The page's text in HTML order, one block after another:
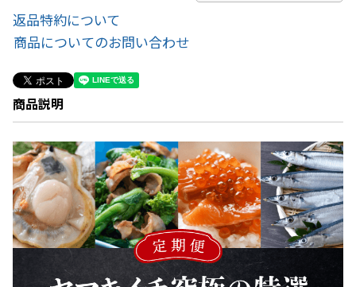
返品特約について
商品についてのお問い合わせ
商品説明